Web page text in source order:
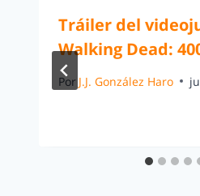
Tráiler del
Walking Dead:
Por J.J. González Haro